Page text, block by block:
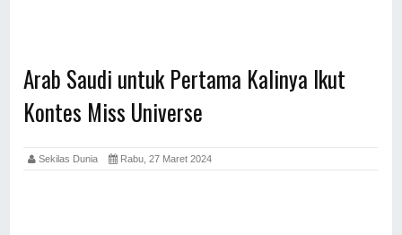
Arab Saudi untuk Pertama Kalinya Ikut
Kontes Miss Universe
Sekilas Dunia Rabu, 27 Maret 2024